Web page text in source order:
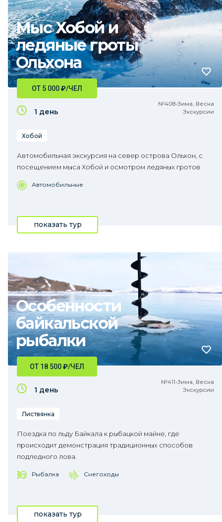
Мыс Хобой и
ледяные гроты
Ольхона
№408•Зима, Весна
Экскурсии
ОТ 5 000₽/ЧЕЛ
1 день
Хобой
Автомобильная экскурсия на север острова Ольхон, с
посещением мыса Хобой и осмотром ледяных гротов
Автомобильные
показать тур
Особенности
байкальской
рыбалки
№411•Зима, Весна
Экскурсии
ОТ 18 500₽/ЧЕЛ
1 день
Листвянка
Поездка по льду Байкала к рыбацкой майне, где
происходит демонстрация традиционных способов
подледного лова.
Рыбалка Снегоходы
показать тур